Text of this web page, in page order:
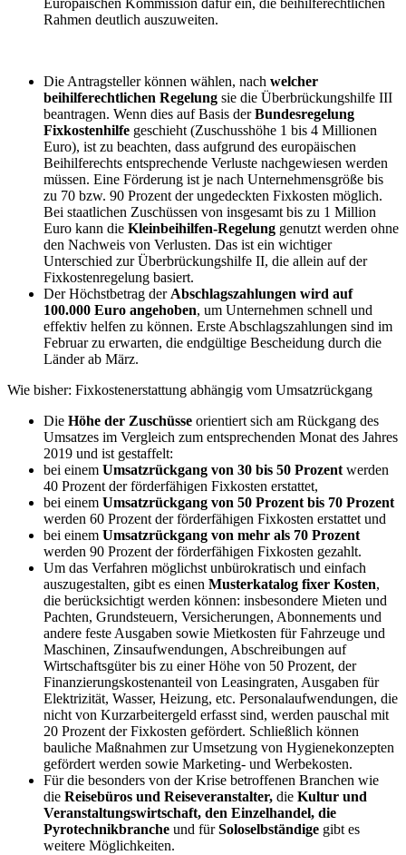
Europäischen Kommission dafür ein, die beihilferechtlichen
Rahmen deutlich auszuweiten.
Die Antragsteller können wählen, nach welcher
beihilferechtlichen Regelung sie die Überbrückungshilfe III
beantragen. Wenn dies auf Basis derBundesregelung
Fixkostenhilfe geschieht (Zuschusshöhe 1 bis 4 Millionen
Euro), ist zu beachten, dass aufgrund des europäischen
Beihilferechts entsprechende Verluste nachgewiesen werden
müssen. Eine Förderung ist je nach Unternehmensgröße bis
zu 70 bzw. 90 Prozent der ungedeckten Fixkosten möglich.
Bei staatlichen Zuschüssen von insgesamt bis zu 1 Million
Euro kann die Kleinbeihilfen-Regelung genutzt werden ohne
den Nachweis von Verlusten. Das ist ein wichtiger
Unterschied zur Überbrückungshilfe II, die allein auf der
Fixkostenregelung basiert.
Der Höchstbetrag der Abschlagszahlungen wird auf
100.000 Euro angehoben, um Unternehmen schnell und
effektiv helfen zu können. Erste Abschlagszahlungen sind im
Februar zu erwarten, die endgültige Bescheidung durch die
Länder ab März.
Wie bisher: Fixkostenerstattung abhängig vom Umsatzrückgang
Die Höhe der Zuschüsse orientiert sich am Rückgang des
Umsatzes im Vergleich zum entsprechenden Monat des Jahres
2019 und ist gestaffelt:
bei einem Umsatzrückgang von 30 bis 50 Prozent werden
40 Prozent der förderfähigen Fixkosten erstattet,
bei einem Umsatzrückgang von 50 Prozent bis 70 Prozent
werden 60 Prozent der förderfähigen Fixkosten erstattet und
bei einem Umsatzrückgang von mehr als 70 Prozent
werden 90 Prozent der förderfähigen Fixkosten gezahlt.
Um das Verfahren möglichst unbürokratisch und einfach
auszugestalten, gibt es einen Musterkatalog fixer Kosten,
die berücksichtigt werden können: insbesondere Mieten und
Pachten, Grundsteuern, Versicherungen, Abonnements und
andere feste Ausgaben sowie Mietkosten für Fahrzeuge und
Maschinen, Zinsaufwendungen, Abschreibungen auf
Wirtschaftsgüter bis zu einer Höhe von 50 Prozent, der
Finanzierungskostenanteil von Leasingraten, Ausgaben für
Elektrizität, Wasser, Heizung, etc. Personalaufwendungen, die
nicht von Kurzarbeitergeld erfasst sind, werden pauschal mit
20 Prozent der Fixkosten gefördert. Schließlich können
bauliche Maßnahmen zur Umsetzung von Hygienekonzepten
gefördert werden sowie Marketing- und Werbekosten.
Für die besonders von der Krise betroffenen Branchen wie
die Reisebüros und Reiseveranstalter, die Kultur und
Veranstaltungswirtschaft, den Einzelhandel, die
Pyrotechnikbranche und fürSoloselbständige gibt es
weitere Möglichkeiten.